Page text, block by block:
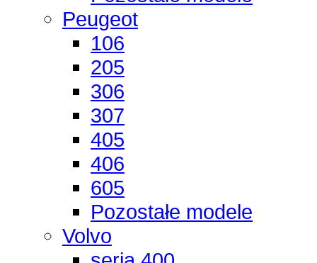
Peugeot
106
205
306
307
405
406
605
Pozostałe modele
Volvo